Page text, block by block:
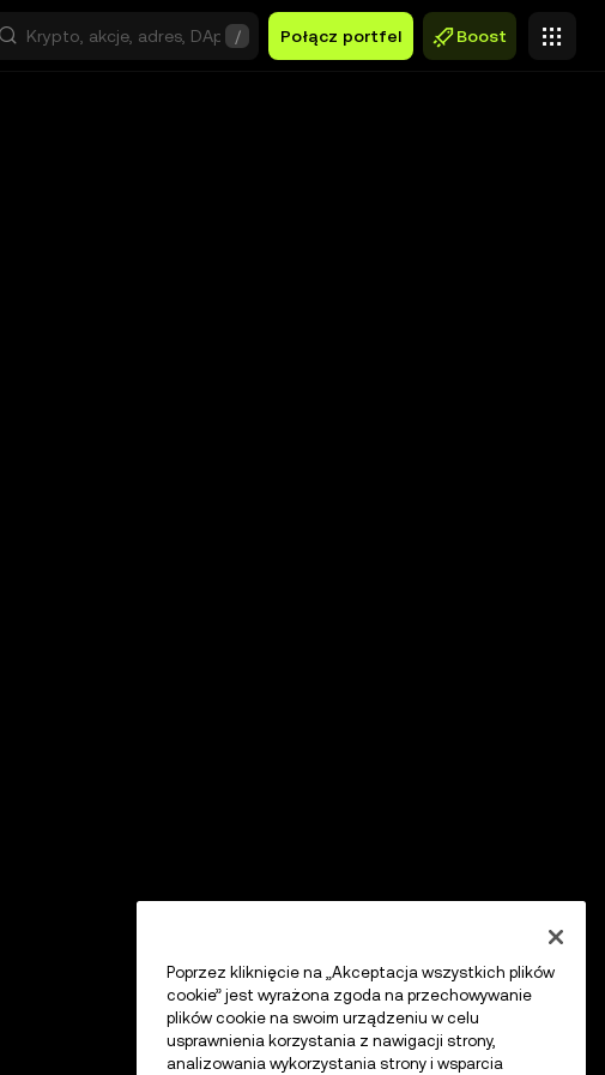
/ Połącz portfel Boost
Poprzez kliknięcie na „Akceptacja wszystkich plików
cookie” jest wyrażona zgoda na przechowywanie
plików cookie na swoim urządzeniu w celu
usprawnienia korzystania z nawigacji strony,
analizowania wykorzystania strony i wsparcia